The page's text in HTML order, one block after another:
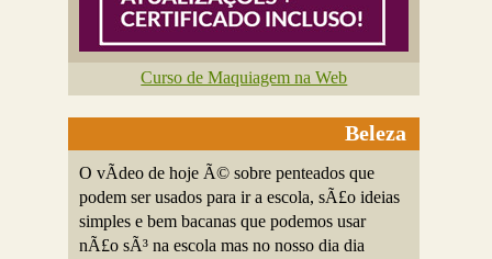
Curso de Maquiagem na Web
Beleza
O vÃ­deo de hoje Ã© sobre penteados que
podem ser usados para ir a escola, sÃ£o ideias
simples e bem bacanas que podemos usar
nÃ£o sÃ³ na escola mas no nosso dia dia